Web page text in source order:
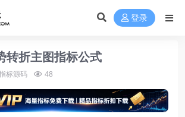
登录
转折主图指标公式
标源码 48